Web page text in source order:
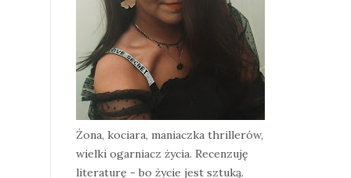
Żona, kociara, maniaczka thrillerów,
wielki ogarniacz życia. Recenzuję
literaturę - bo życie jest sztuką.